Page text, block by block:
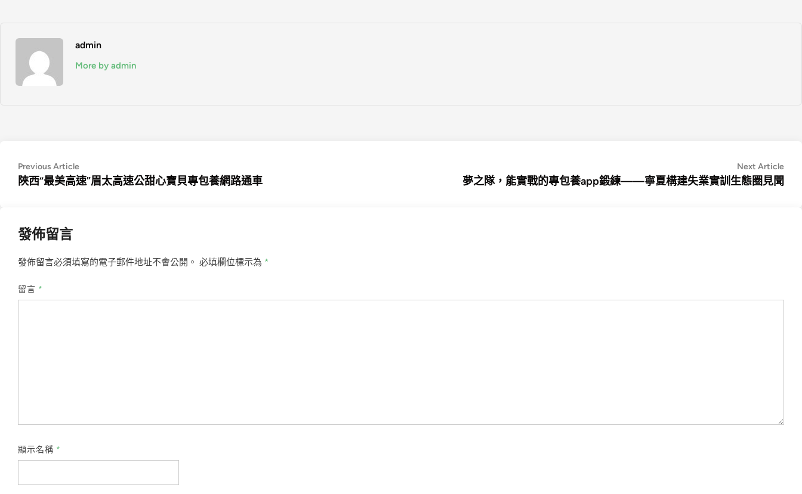
admin
More by admin
文
章
覽
Previous ArticlePrevious
article:
陜西“最美高速”眉太高速公甜心寶貝專包養網路通車
Next Article
夢之隊，能實戰的專包養app鍛練——寧夏構建失業實訓生態圈見聞
發佈留言
發佈留言必須填寫的電子郵件地址不會公開。 必填欄位標示為 *
留言 *
顯示名稱 *